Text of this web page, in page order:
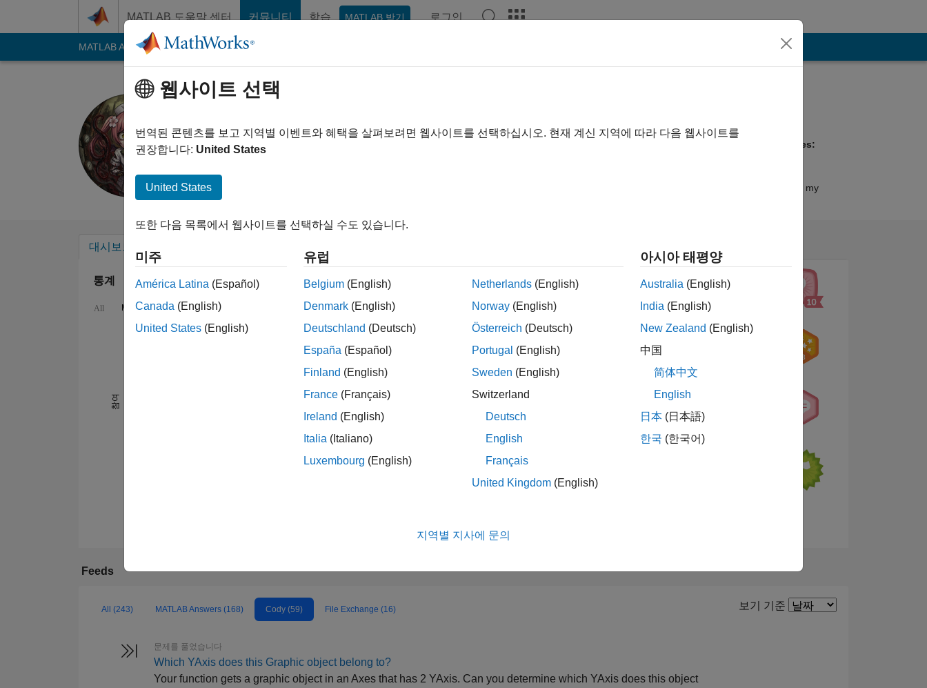
MATLAB 도움말 센터 커뮤니티 학습 MATLAB 받기 로그인
MATLAB Answers File Exchange Cody
埃博拉酱
Last seen: 15일 전|2019년부터 활동
Followers: 2
C++
Spoken Languages:
No pronouns - Use my
대시보드
통계
All MATLAB Answers Cody
참여
of 302,028
획득한 표
Feeds
All (243) MATLAB Answers (168) Cody (59) File Exchange (16) Filter2
보기 기준
문제를 풀었습니다
Which YAxis does this Graphic object belong to?
Your function gets a graphic object in an Axes that has 2 YAxis. Can you determine which YAxis does this object
웹사이트 선택
번역된 콘텐츠를 보고 지역별 이벤트와 혜택을 살펴보려면 웹사이트를 선택하십시오. 현재 계신 지역에 따라 다음 웹사이트를
권장합니다: United States
United States
또한 다음 목록에서 웹사이트를 선택하실 수도 있습니다.
미주
América Latina (Español)
Canada (English)
United States (English)
유럽
Belgium (English)
Denmark (English)
Deutschland (Deutsch)
España (Español)
Finland (English)
France (Français)
Ireland (English)
Italia (Italiano)
Luxembourg (English)
Netherlands (English)
Norway (English)
Österreich (Deutsch)
Portugal (English)
Sweden (English)
Switzerland
Deutsch
English
Français
United Kingdom (English)
아시아 태평양
Australia (English)
India (English)
New Zealand (English)
中国
简体中文
English
日本 (日本語)
한국 (한국어)
지역별 지사에 문의